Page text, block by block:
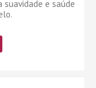
suavidade e saúde